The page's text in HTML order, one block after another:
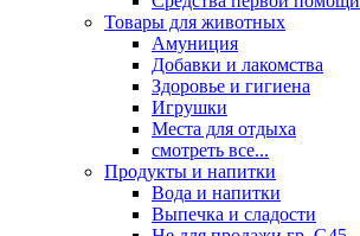
Товары для животных
Амуниция
Добавки и лакомства
Здоровье и гигиена
Игрушки
Места для отдыха
смотреть все...
Продукты и напитки
Вода и напитки
Выпечка и сладости